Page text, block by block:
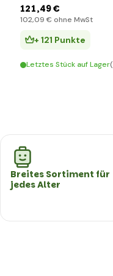
121,49 €
102,09 € ohne MwSt
+ 121 Punkte
Letztes Stück auf Lager
Breites Sortiment für
jedes Alter